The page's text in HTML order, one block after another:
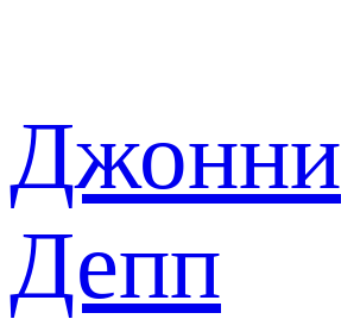
Джонни
Депп